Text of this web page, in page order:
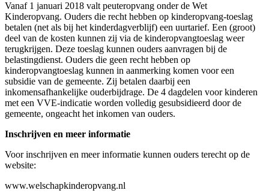
Vanaf 1 januari 2018 valt peuteropvang onder de Wet
Kinderopvang. Ouders die recht hebben op kinderopvang-toeslag
betalen (net als bij het kinderdagverblijf) een uurtarief. Een (groot)
deel van de kosten kunnen zij via de kinderopvangtoeslag weer
terugkrijgen. Deze toeslag kunnen ouders aanvragen bij de
belastingdienst. Ouders die geen recht hebben op
kinderopvangtoeslag kunnen in aanmerking komen voor een
subsidie van de gemeente. Zij betalen daarbij een
inkomensafhankelijke ouderbijdrage. De 4 dagdelen voor kinderen
met een VVE-indicatie worden volledig gesubsidieerd door de
gemeente, ongeacht het inkomen van ouders.
Inschrijven en meer informatie
Voor inschrijven en meer informatie kunnen ouders terecht op de
website:
www.welschapkinderopvang.nl